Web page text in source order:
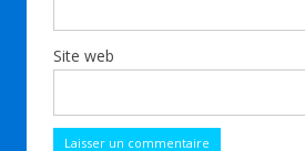
Site web